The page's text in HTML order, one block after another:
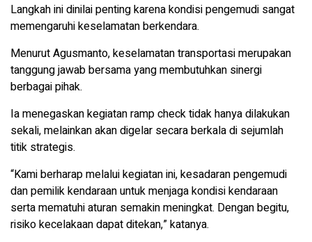
Langkah ini dinilai penting karena kondisi pengemudi sangat
memengaruhi keselamatan berkendara.
Menurut Agusmanto, keselamatan transportasi merupakan
tanggung jawab bersama yang membutuhkan sinergi
berbagai pihak.
Ia menegaskan kegiatan ramp check tidak hanya dilakukan
sekali, melainkan akan digelar secara berkala di sejumlah
titik strategis.
“Kami berharap melalui kegiatan ini, kesadaran pengemudi
dan pemilik kendaraan untuk menjaga kondisi kendaraan
serta mematuhi aturan semakin meningkat. Dengan begitu,
risiko kecelakaan dapat ditekan,” katanya.